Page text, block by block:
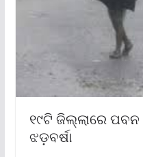
୧୯ଟି ଜିଲ୍ଲାରେ
ଝଡ଼ବର୍ଷା